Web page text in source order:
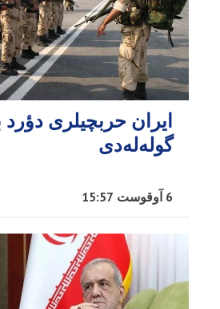
ایران حربچیلری دؤرد
گوله‌له‌دی
6 آوقوست 15:57